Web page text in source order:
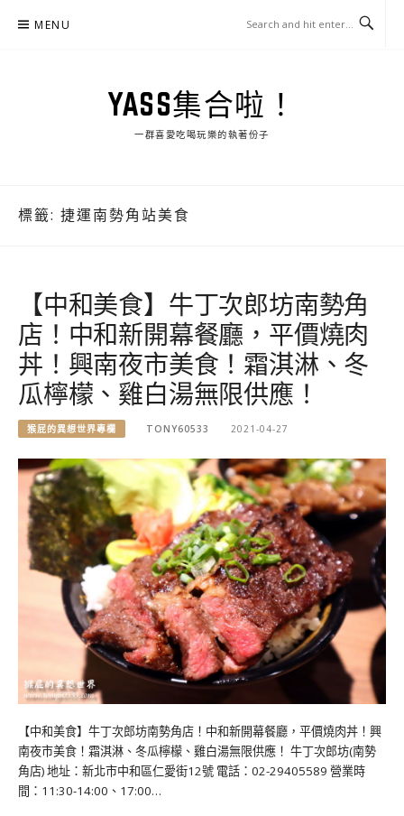
MENU
YASS集合啦！
一群喜愛吃喝玩樂的執著份子
標籤: 捷運南勢角站美食
【中和美食】牛丁次郎坊南勢角
店！中和新開幕餐廳，平價燒肉
丼！興南夜市美食！霜淇淋、冬
瓜檸檬、雞白湯無限供應！
猴屁的異想世界專欄 TONY60533 2021-04-27
【中和美食】牛丁次郎坊南勢角店！中和新開幕餐廳，平價燒肉丼！興
南夜市美食！霜淇淋、冬瓜檸檬、雞白湯無限供應！ 牛丁次郎坊(南勢
角店) 地址：新北市中和區仁愛街12號 電話：02-29405589 營業時
間：11:30-14:00、17:00…